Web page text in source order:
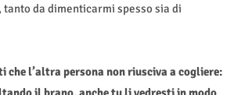
da dimenticarmi spesso sia di
che l’altra persona non riusciva a cogliere: